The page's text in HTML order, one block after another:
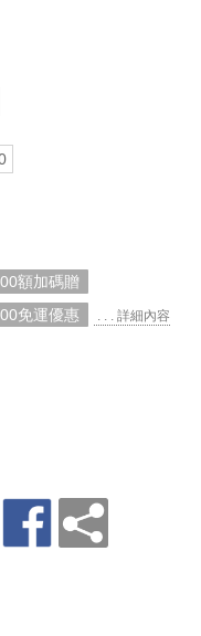
額加碼贈
免運優惠
. . . 詳細內容